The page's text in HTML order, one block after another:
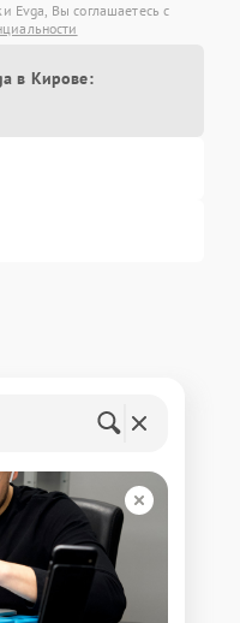
Evga, Вы соглашаетесь с
в Кирове: